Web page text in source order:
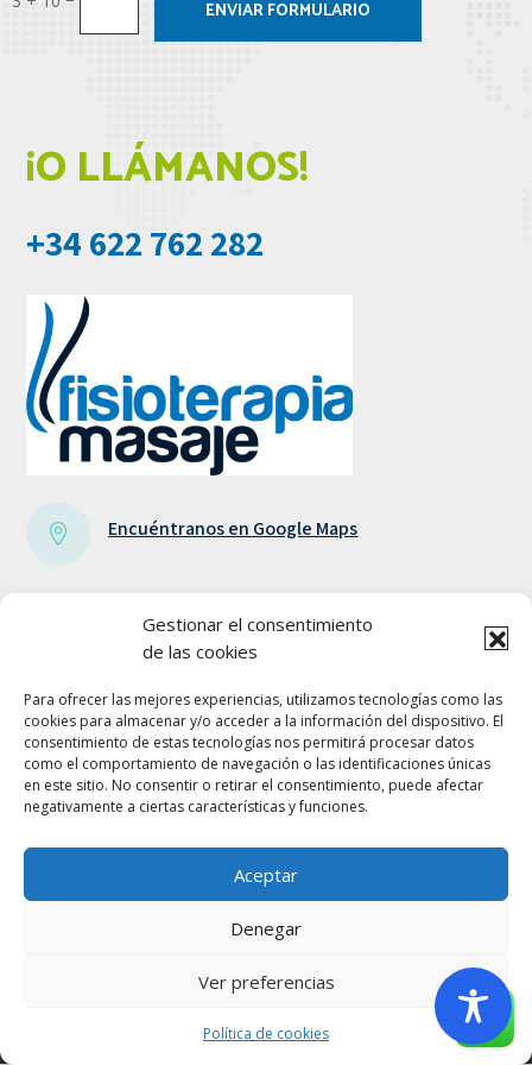
Gestionar el consentimiento
de las cookies
Para ofrecer las mejores experiencias, utilizamos tecnologías como las
cookies para almacenar y/o acceder a la información del dispositivo. El
consentimiento de estas tecnologías nos permitirá procesar datos
como el comportamiento de navegación o las identificaciones únicas
en este sitio. No consentir o retirar el consentimiento, puede afectar
negativamente a ciertas características y funciones.
Aceptar
Denegar
Ver preferencias
Política de cookies
ENVIAR FORMULARIO
¡O LLÁMANOS!
+34 622 762 282
 Encuéntranos en Google Maps
Facebook
 Twitter
Política de Privacidad
Política de Cookies
Aviso Legal